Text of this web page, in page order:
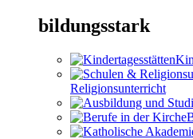
bildungsstark
Religionsunterricht